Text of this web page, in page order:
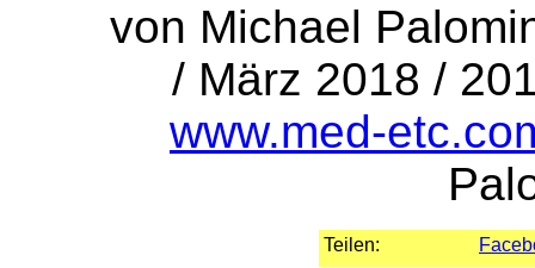
von Michael
/ März 2018 /
www.med-
Teilen: